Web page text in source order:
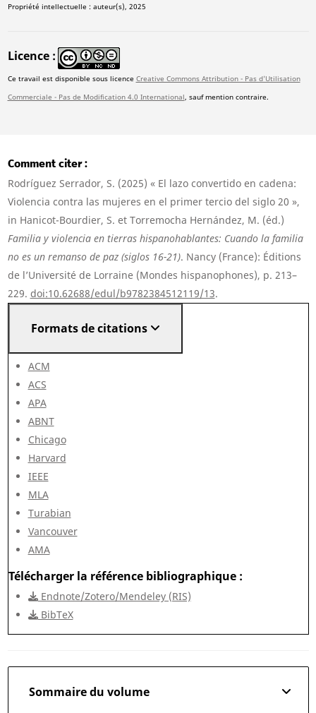
Propriété intellectuelle : auteur(s), 2025
Licence
Ce travail est disponible sous licence Creative Commons Attribution - Pas d'Utilisation
Commerciale - Pas de Modification 4.0 International, sauf mention contraire.
Comment citer
Rodríguez Serrador, S. (2025) « El lazo convertido en cadena:
Violencia contra las mujeres en el primer tercio del siglo 20 »,
in Hanicot-Bourdier, S. et Torremocha Hernández, M. (éd.)
Familia y violencia en tierras hispanohablantes: Cuando la familia
no es un remanso de paz (siglos 16-21). Nancy (France): Éditions
de l’Université de Lorraine (Mondes hispanophones), p. 213–
229. doi:10.62688/edul/b9782384512119/13.
Formats de citations
ACM
ACS
APA
ABNT
Chicago
Harvard
IEEE
MLA
Turabian
Vancouver
AMA
Télécharger la référence bibliographique
Endnote/Zotero/Mendeley (RIS)
BibTeX
Sommaire du volume